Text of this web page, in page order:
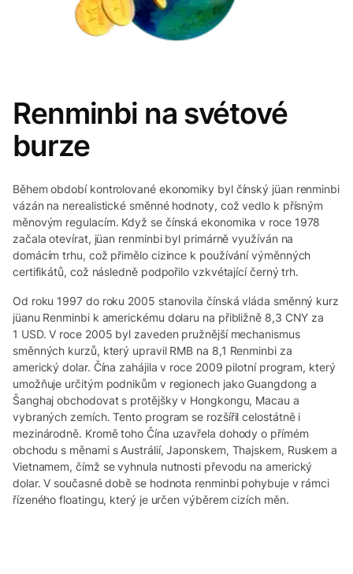
Renminbi na svétové
burze
Během období kontrolované ekonomiky byl čínský jüan renminbi
vázán na nerealistické směnné hodnoty, což vedlo k přísným
měnovým regulacím. Když se čínská ekonomika v roce 1978
začala otevírat, jüan renminbi byl primárně využíván na
domácím trhu, což přimělo cizince k používání výměnných
certifikátů, což následně podpořilo vzkvétající černý trh.
Od roku 1997 do roku 2005 stanovila čínská vláda směnný kurz
jüanu Renminbi k americkému dolaru na přibližně 8,3 CNY za
1 USD. V roce 2005 byl zaveden pružnější mechanismus
směnných kurzů, který upravil RMB na 8,1 Renminbi za
americký dolar. Čína zahájila v roce 2009 pilotní program, který
umožňuje určitým podnikům v regionech jako Guangdong a
Šanghaj obchodovat s protějšky v Hongkongu, Macau a
vybraných zemích. Tento program se rozšířil celostátně i
mezinárodně. Kromě toho Čína uzavřela dohody o přímém
obchodu s měnami s Austrálií, Japonskem, Thajskem, Ruskem a
Vietnamem, čímž se vyhnula nutnosti převodu na americký
dolar. V současné době se hodnota renminbi pohybuje v rámci
řízeného floatingu, který je určen výběrem cizích měn.